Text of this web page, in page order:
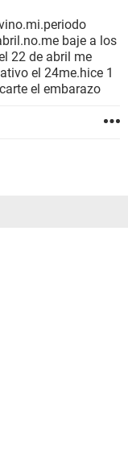
baje a los
22 de abril me
el 24me.hice 1
el embarazo